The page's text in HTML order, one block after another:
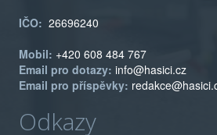
IČO: 26696240
Mobil: +420 608 484 767
Email pro dotazy: info@hasici.cz
Email pro příspěvky:
Odkazy